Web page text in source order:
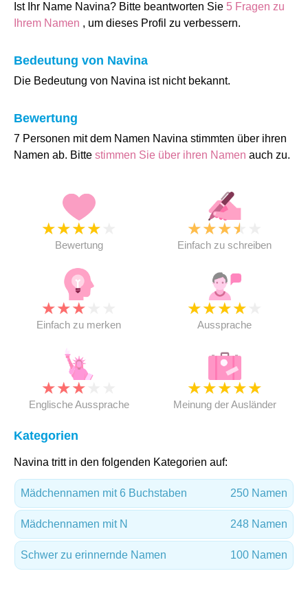
Ist Ihr Name Navina? Bitte beantworten Sie 5 Fragen zu
Ihrem Namen , um dieses Profil zu verbessern.
Bedeutung von Navina
Die Bedeutung von Navina ist nicht bekannt.
Bewertung
7 Personen mit dem Namen Navina stimmten über ihren
Namen ab. Bitte stimmen Sie über ihren Namen auch zu.
★★★★
Bewertung
★★★★
Einfach zu schreiben
★★★
Einfach zu merken
★★★★
Aussprache
★★★
Englische Aussprache
★★★★★
Meinung der Ausländer
Kategorien
Navina tritt in den folgenden Kategorien auf:
Mädchennamen mit 6 Buchstaben 250 Namen
Mädchennamen mit N 248 Namen
Schwer zu erinnernde Namen 100 Namen